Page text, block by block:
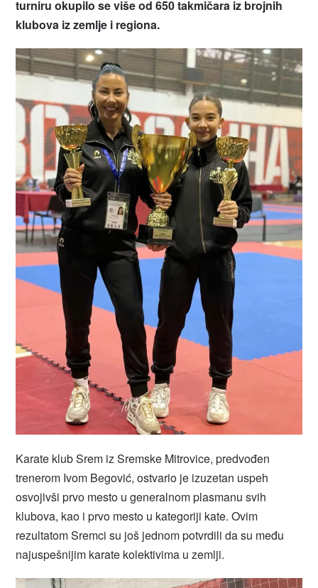
turniru okupilo se više od 650 takmičara iz brojnih
klubova iz zemlje i regiona.
Karate klub Srem iz Sremske Mitrovice, predvođen
trenerom Ivom Begović, ostvario je izuzetan uspeh
osvojivši prvo mesto u generalnom plasmanu svih
klubova, kao i prvo mesto u kategoriji kate. Ovim
rezultatom Sremci su još jednom potvrdili da su među
najuspešnijim karate kolektivima u zemlji.